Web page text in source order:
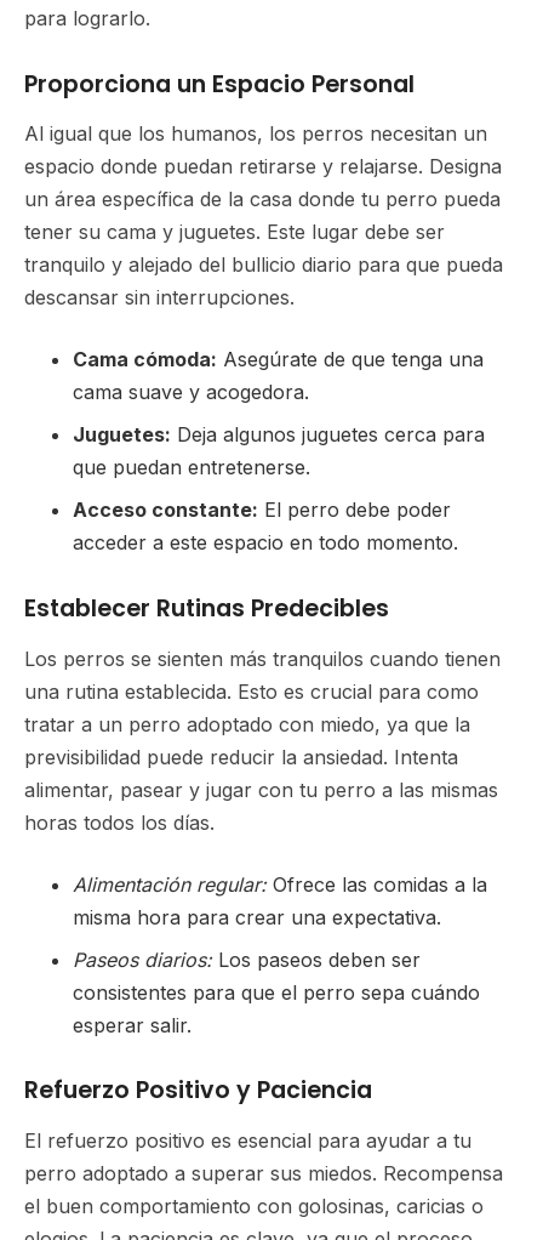
para lograrlo.
Proporciona un Espacio Personal
Al igual que los humanos, los perros necesitan un
espacio donde puedan retirarse y relajarse. Designa
un área específica de la casa donde tu perro pueda
tener su cama y juguetes. Este lugar debe ser
tranquilo y alejado del bullicio diario para que pueda
descansar sin interrupciones.
Cama cómoda: Asegúrate de que tenga una
cama suave y acogedora.
Juguetes: Deja algunos juguetes cerca para
que puedan entretenerse.
Acceso constante: El perro debe poder
acceder a este espacio en todo momento.
Establecer Rutinas Predecibles
Los perros se sienten más tranquilos cuando tienen
una rutina establecida. Esto es crucial para como
tratar a un perro adoptado con miedo, ya que la
previsibilidad puede reducir la ansiedad. Intenta
alimentar, pasear y jugar con tu perro a las mismas
horas todos los días.
Alimentación regular:Ofrece las comidas a la
misma hora para crear una expectativa.
Paseos diarios:Los paseos deben ser
consistentes para que el perro sepa cuándo
esperar salir.
Refuerzo Positivo y Paciencia
El refuerzo positivo es esencial para ayudar a tu
perro adoptado a superar sus miedos. Recompensa
el buen comportamiento con golosinas, caricias o